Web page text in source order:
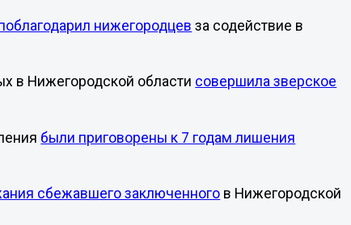
нижегородцев за содействие в
в Нижегородской области совершила зверское
были приговорены к 7 годам лишения
сбежавшего заключенного в Нижегородской